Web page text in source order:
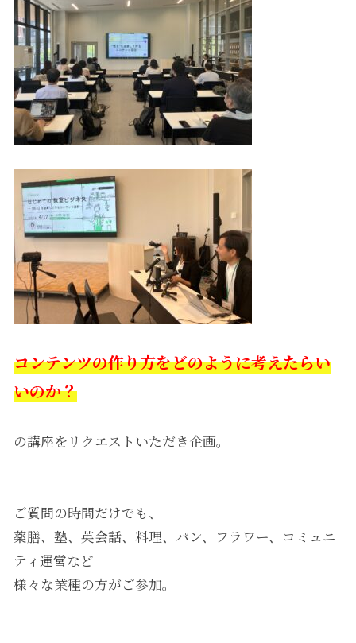
コンテンツの作り方をどのように考えたらい
いのか？
の講座をリクエストいただき企画。
ご質問の時間だけでも、
薬膳、塾、英会話、料理、パン、フラワー、コミュニ
ティ運営など
様々な業種の方がご参加。